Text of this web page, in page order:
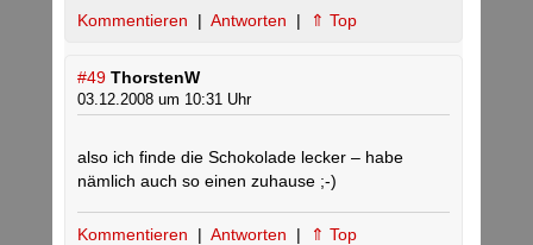
Kommentieren | Antworten | ⇑ Top
#49 ThorstenW
03.12.2008 um 10:31 Uhr
also ich finde die Schokolade lecker – habe
nämlich auch so einen zuhause ;-)
Kommentieren | Antworten | ⇑ Top